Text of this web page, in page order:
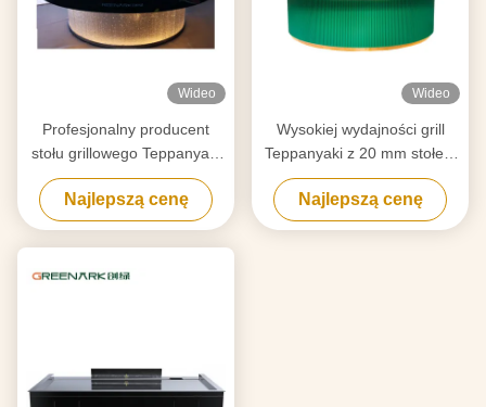
Wideo
Profesjonalny producent
stołu grillowego Teppanyaki
na zamówienie z darmowym
projektem zaufany dostawca
sprzętu grillowego Hibachi
Najlepszą cenę
Wideo
Wysokiej wydajności grill
Teppanyaki z 20 mm stołem
stopowym ze stali stopowej
klasy spożywczej i
inteligentnym ogrzewaniem
Najlepszą cenę